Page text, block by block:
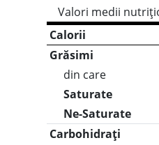
Valori medii
Calorii
Grăsimi
din care
Saturate
Ne-Saturate
Carbohidrați